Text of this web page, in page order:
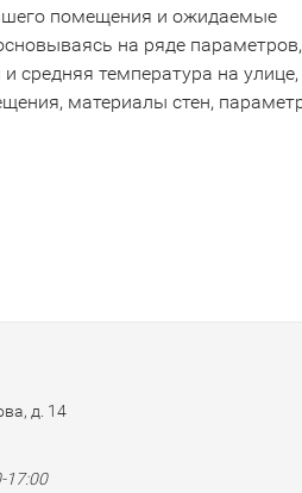
помещения и ожидаемые
на ряде параметров,
средняя температура на улице,
материалы стен,
д. 14
17:00